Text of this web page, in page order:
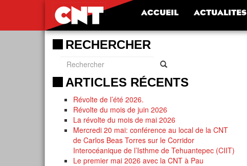
ACCUEIL ACTUALITES
RECHERCHER
ARTICLES RÉCENTS
Révolte de l’été 2026.
Révolte du mois de juin 2026
La révolte du mois de mai 2026
Mercredi 20 mai: conférence au local de la CNT
de Carlos Beas Torres sur le Corridor
Interocéanique de l’Isthme de Tehuantepec (CIIT)
Le premier mai 2026 avec la CNT à Pau